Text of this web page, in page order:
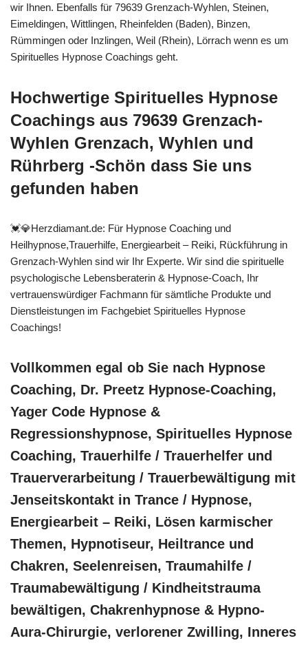
wir Ihnen. Ebenfalls für 79639 Grenzach-Wyhlen, Steinen,
Eimeldingen, Wittlingen, Rheinfelden (Baden), Binzen,
Rümmingen oder Inzlingen, Weil (Rhein), Lörrach wenn es um
Spirituelles Hypnose Coachings geht.
Hochwertige Spirituelles Hypnose
Coachings aus 79639 Grenzach-
Wyhlen Grenzach, Wyhlen und
Rührberg -Schön dass Sie uns
gefunden haben
💓️💎Herzdiamant.de: Für Hypnose Coaching und
Heilhypnose,Trauerhilfe, Energiearbeit – Reiki, Rückführung in
Grenzach-Wyhlen sind wir Ihr Experte. Wir sind die spirituelle
psychologische Lebensberaterin & Hypnose-Coach, Ihr
vertrauenswürdiger Fachmann für sämtliche Produkte und
Dienstleistungen im Fachgebiet Spirituelles Hypnose
Coachings!
Vollkommen egal ob Sie nach Hypnose
Coaching, Dr. Preetz Hypnose-Coaching,
Yager Code Hypnose &
Regressionshypnose, Spirituelles Hypnose
Coaching, Trauerhilfe / Trauerhelfer und
Trauerverarbeitung / Trauerbewältigung mit
Jenseitskontakt in Trance / Hypnose,
Energiearbeit – Reiki, Lösen karmischer
Themen, Hypnotiseur, Heiltrance und
Chakren, Seelenreisen, Traumahilfe /
Traumabewältigung / Kindheitstrauma
bewältigen, Chakrenhypnose & Hypno-
Aura-Chirurgie, verlorener Zwilling, Inneres